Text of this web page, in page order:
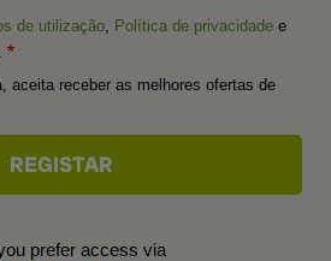
de utilização Política de privacidade e
aceita receber as melhores ofertas de
prefer access via